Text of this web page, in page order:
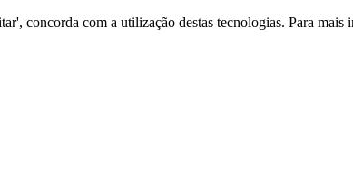
concorda com a utilização destas tecnologias. Para mais